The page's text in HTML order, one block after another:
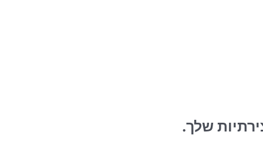
שלך.